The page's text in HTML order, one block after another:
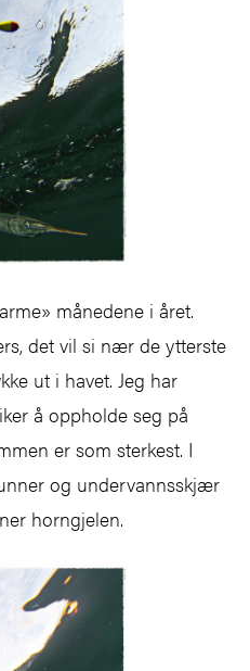
månedene i året.
det vil si nær de ytterste
ut i havet. Jeg har
å oppholde seg på
er som sterkest. I
og undervannsskjær
horngjelen.